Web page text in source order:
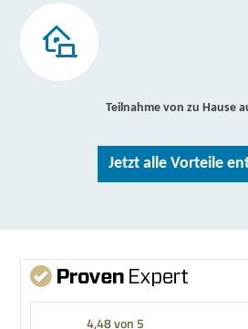
Teilnahme von zu Hause
Jetzt alle Vorteile
4,48 von 5